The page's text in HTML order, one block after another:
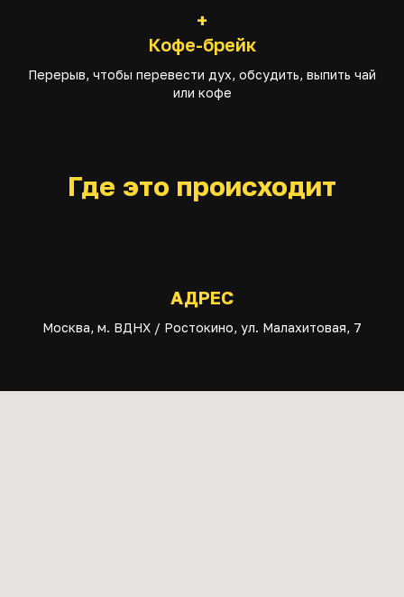
+
Кофе-брейк
Перерыв, чтобы перевести дух, обсудить, выпить чай
или кофе
Где это происходит
АДРЕС
Москва, м. ВДНХ / Ростокино, ул. Малахитовая, 7